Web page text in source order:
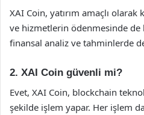
XAI Coin, yatırım amaçlı
ve hizmetlerin ödenmesinde de
finansal analiz ve tahminlerde
2. XAI Coin güvenli mi?
Evet, XAI Coin, blockchain
şekilde işlem yapar. Her işlem